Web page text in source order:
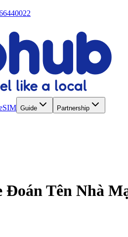
Guide Partnership
Đoán Tên Nhà